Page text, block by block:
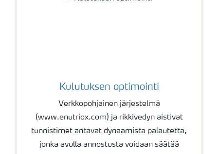
Kulutuksen optimointi
Verkkopohjainen järjestelmä
(www.enutriox.com) ja rikkivedyn aistivat
tunnistimet antavat dynaamista palautetta,
jonka avulla annostusta voidaan säätää